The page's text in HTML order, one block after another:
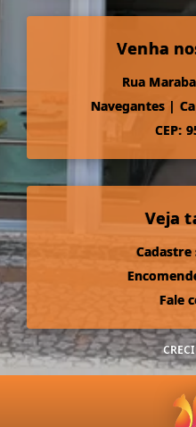
Venha
Rua
Navegantes |
CEP:
Veja
Fale
CRECI